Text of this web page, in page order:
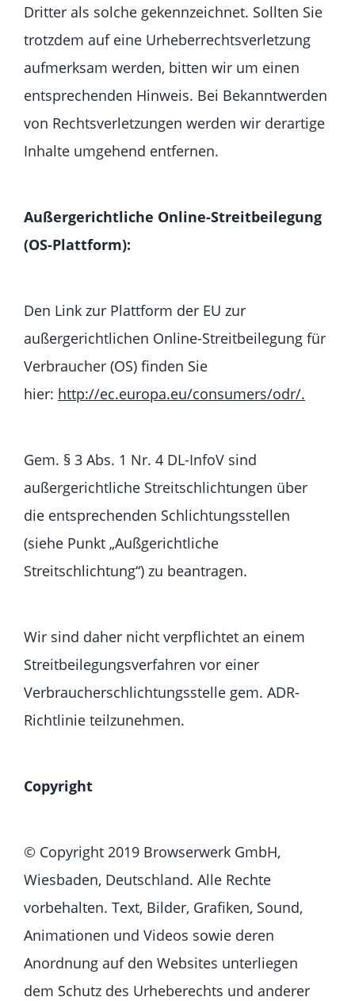
Dritter als solche gekennzeichnet. Sollten Sie
trotzdem auf eine Urheberrechtsverletzung
aufmerksam werden, bitten wir um einen
entsprechenden Hinweis. Bei Bekanntwerden
von Rechtsverletzungen werden wir derartige
Inhalte umgehend entfernen.
Außergerichtliche Online-Streitbeilegung
(OS-Plattform):
Den Link zur Plattform der EU zur
außergerichtlichen Online-Streitbeilegung für
Verbraucher (OS) finden Sie
hier: http://ec.europa.eu/consumers/odr/.
Gem. § 3 Abs. 1 Nr. 4 DL-InfoV sind
außergerichtliche Streitschlichtungen über
die entsprechenden Schlichtungsstellen
(siehe Punkt „Außgerichtliche
Streitschlichtung“) zu beantragen.
Wir sind daher nicht verpflichtet an einem
Streitbeilegungsverfahren vor einer
Verbraucherschlichtungsstelle gem. ADR-
Richtlinie teilzunehmen.
Copyright
© Copyright 2019 Browserwerk GmbH,
Wiesbaden, Deutschland. Alle Rechte
vorbehalten. Text, Bilder, Grafiken, Sound,
Animationen und Videos sowie deren
Anordnung auf den Websites unterliegen
dem Schutz des Urheberechts und anderer